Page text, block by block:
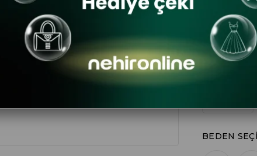
RENK
BEDEN